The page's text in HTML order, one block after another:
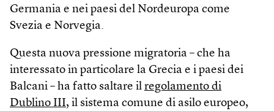
Germania e nei paesi del Nordeuropa come
Svezia e Norvegia.
Questa nuova pressione migratoria – che ha
interessato in particolare la Grecia e i paesi dei
Balcani – ha fatto saltare il regolamento di
Dublino III, il sistema comune di asilo europeo,